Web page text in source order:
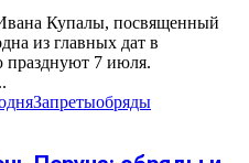
Купалы, посвященный
из главных дат в
празднуют 7 июля.
Запретыобряды